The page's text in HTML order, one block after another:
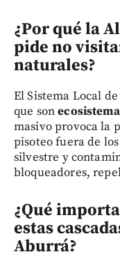
¿Por qué la
pide no
naturales?
El Sistema Local
que son
masivo provoca la
pisoteo fuera de
silvestre y
bloqueadores,
¿Qué
estas
Aburrá?